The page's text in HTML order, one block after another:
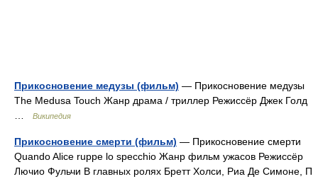
Прикосновение медузы (фильм) — Прикосновение медузы
The Medusa Touch Жанр драма / триллер Режиссёр Джек Голд
Википедия
Прикосновение смерти (фильм) — Прикосновение смерти
Quando Alice ruppe lo specchio Жанр фильм ужасов Режиссёр
Лючио Фульчи В главных ролях Бретт Холси, Риа Де Симоне, П